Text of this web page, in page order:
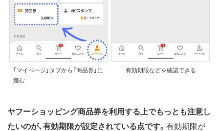
「マイページ」タブから「商品券」に
進む
有効期限などを確認できる
ヤフーショッピング商品券を利用する上でもっとも注意し
たいのが、有効期限が設定されている点です。 有効期限が